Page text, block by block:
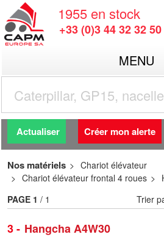
1955 en stock
+33 (0)3 44 32 32 50
MENU
Actualiser Créer mon alerte
Nos matériels
Chariot élévateur
Chariot élévateur frontal 4 roues
3 Hangcha A4W30
Trier
PAGE 1 / 1